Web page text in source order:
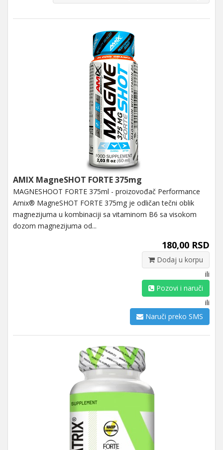
AMIX MagneSHOT FORTE 375mg
MAGNESHOOT FORTE 375ml - proizovođač Performance
Amix® MagneSHOT FORTE 375mg je odličan tečni oblik
magnezijuma u ​​kombinaciji sa vitaminom B6 sa visokom
dozom magnezijuma od...
180,00 RSD
Dodaj u korpu
ili
Pozovi i naruči
ili
Naruči preko SMS